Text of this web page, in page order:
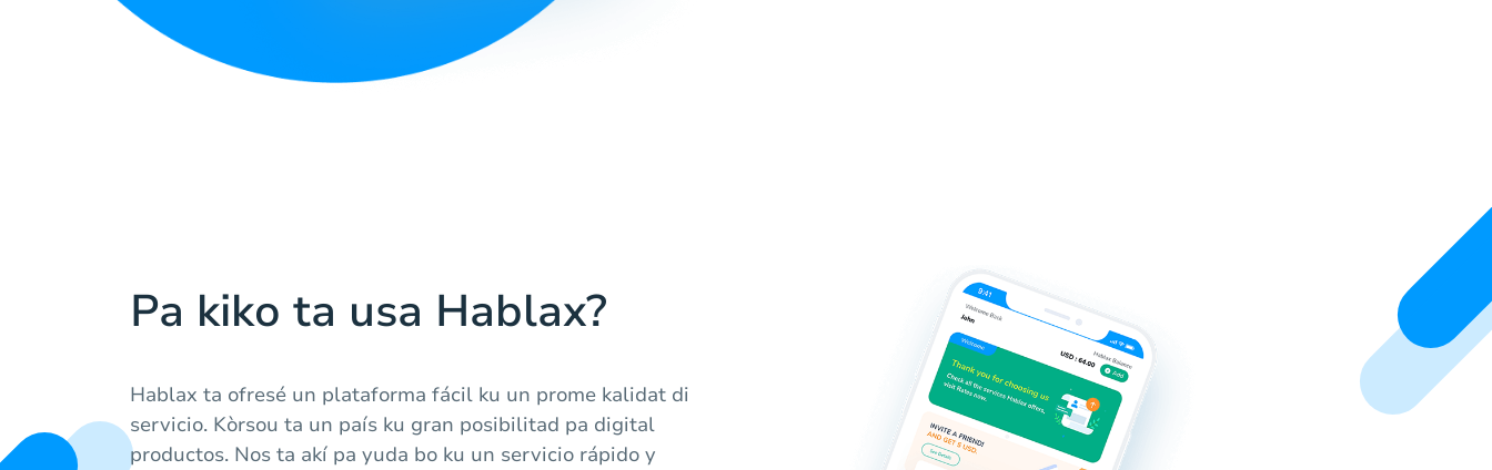
Pa kiko ta usa Hablax?
Hablax ta ofresé un plataforma fácil ku un prome kalidat di
servicio. Kòrsou ta un país ku gran posibilitad pa digital
productos. Nos ta akí pa yuda bo ku un servicio rápido y